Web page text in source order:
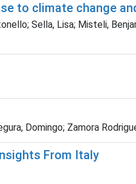
to climate change
Sella, Lisa; Misteli,
Domingo; Zamora
From Italy